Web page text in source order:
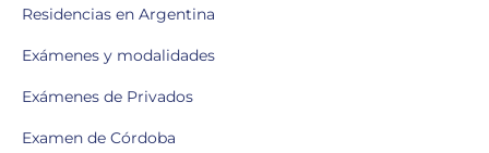
Residencias en Argentina
Exámenes y modalidades
Exámenes de Privados
Examen de Córdoba